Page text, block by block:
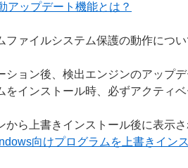
アップデート機能とは？
ファイルシステム保護の動作につい
ション後、検出エンジンのアップ
をインストール時、必ずアクティ
から上書きインストール後に表示
向けプログラムを上書きイ